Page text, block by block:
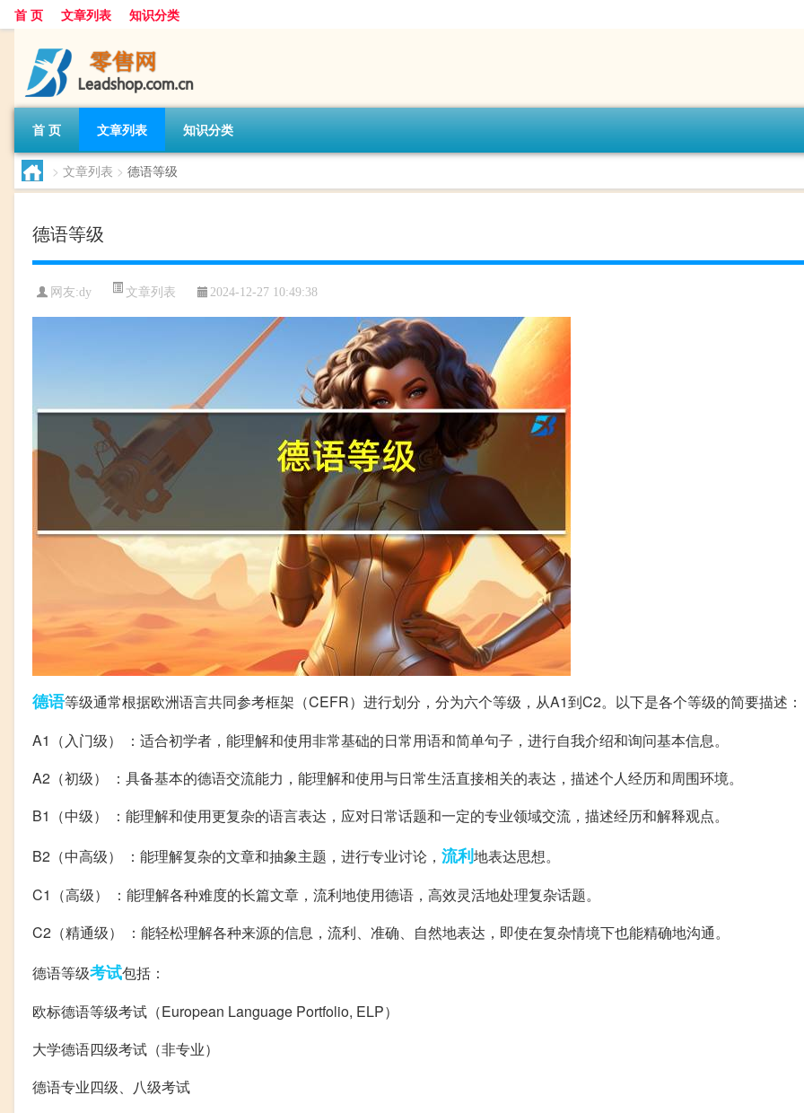
首 页 文章列表 知识分类
首 页 文章列表 知识分类
> 文章列表 > 德语等级
德语等级
网友:dy 文章列表 2024-12-27 10:49:38
德语等级通常根据欧洲语言共同参考框架（CEFR）进行划分，分为六个等级，从A1到C2。以下是各个等级的简要描述：
A1（入门级） ：适合初学者，能理解和使用非常基础的日常用语和简单句子，进行自我介绍和询问基本信息。
A2（初级） ：具备基本的德语交流能力，能理解和使用与日常生活直接相关的表达，描述个人经历和周围环境。
B1（中级） ：能理解和使用更复杂的语言表达，应对日常话题和一定的专业领域交流，描述经历和解释观点。
B2（中高级） ：能理解复杂的文章和抽象主题，进行专业讨论， 流利地表达思想。
C1（高级） ：能理解各种难度的长篇文章，流利地使用德语，高效灵活地处理复杂话题。
C2（精通级） ：能轻松理解各种来源的信息，流利、准确、自然地表达，即使在复杂情境下也能精确地沟通。
德语等级考试包括：
欧标德语等级考试（European Language Portfolio, ELP）
大学德语四级考试（非专业）
德语专业四级、八级考试